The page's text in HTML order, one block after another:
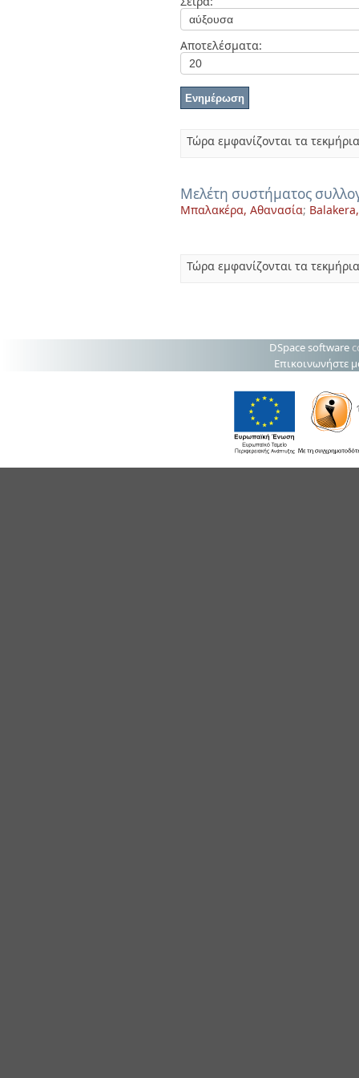
Αποτελέσματα:
Τώρα εμφανίζονται τα
Μελέτη συστήματος
Μπαλακέρα, Αθανασία;
Τώρα εμφανίζονται τα
DSpace software
Επικοινωνήστε